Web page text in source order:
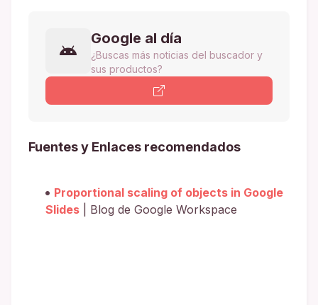
Google al día
¿Buscas más noticias del buscador y
sus productos?
Fuentes y Enlaces recomendados
Proportional scaling of objects in Google
Slides | Blog de Google Workspace